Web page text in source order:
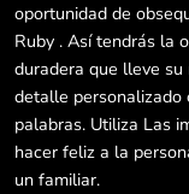
oportunidad de
Ruby . Así tendrás la
duradera que lleve
detalle personalizado
palabras. Utiliza Las
hacer feliz a la
un familiar.